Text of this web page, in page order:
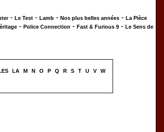
- Le Test - Lamb - Nos plus belles années - La Pièce
- Police Connection - Fast & Furious 9 - Le Sens de
LA M N O P Q R S T U V
W